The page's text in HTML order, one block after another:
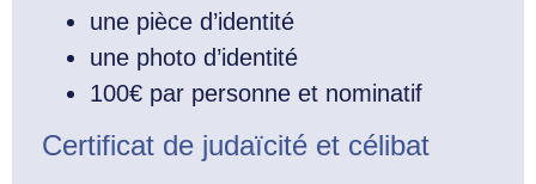
une pièce d’identité
une photo d’identité
100€ par personne et nominatif
Certificat de judaïcité et célibat